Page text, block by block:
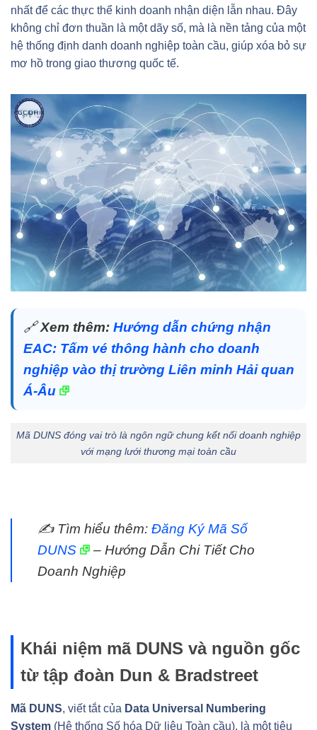
nhất để các thực thể kinh doanh nhận diện lẫn nhau. Đây
không chỉ đơn thuần là một dãy số, mà là nền tảng của một
hệ thống định danh doanh nghiệp toàn cầu, giúp xóa bỏ sự
mơ hồ trong giao thương quốc tế.
🔗Xem thêm: Hướng dẫn chứng nhận
EAC: Tấm vé thông hành cho doanh
nghiệp vào thị trường Liên minh Hải quan
Á-Âu
Mã DUNS đóng vai trò là ngôn ngữ chung kết nối doanh nghiệp
với mạng lưới thương mại toàn cầu
✍️ Tìm hiểu thêm: Đăng Ký Mã Số
DUNS
– Hướng Dẫn Chi Tiết Cho
Doanh Nghiệp
Khái niệm mã DUNS và nguồn gốc
từ tập đoàn Dun & Bradstreet
Mã DUNS, viết tắt của Data Universal Numbering
System (Hệ thống Số hóa Dữ liệu Toàn cầu), là một tiêu